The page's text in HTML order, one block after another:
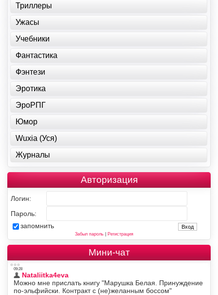
Триллеры
Ужасы
Учебники
Фантастика
Фэнтези
Эротика
ЭроРПГ
Юмор
Wuxia (Уся)
Журналы
Авторизация
Логин:
Пароль:
запомнить
Забыл пароль| Регистрация
Мини-чат